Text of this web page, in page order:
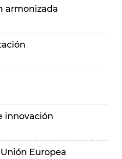
armonizada
innovación
Europea